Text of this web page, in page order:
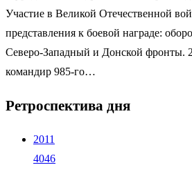
Участие в Великой Отечественной
представления к боевой награде:
Северо-Западный и Донской фронты.
командир 985-го…
Ретроспектива дня
2011
4046